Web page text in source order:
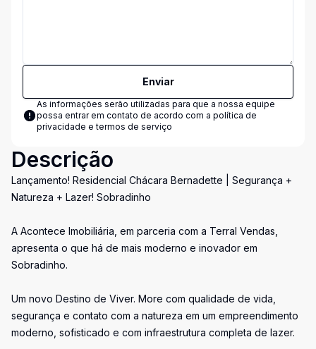
Enviar
As informações serão utilizadas para que a nossa equipe
possa entrar em contato de acordo com a política de
privacidade e termos de serviço
Descrição
Lançamento! Residencial Chácara Bernadette | Segurança +
Natureza + Lazer! Sobradinho
A Acontece Imobiliária, em parceria com a Terral Vendas,
apresenta o que há de mais moderno e inovador em
Sobradinho.
Um novo Destino de Viver. More com qualidade de vida,
segurança e contato com a natureza em um empreendimento
moderno, sofisticado e com infraestrutura completa de lazer.